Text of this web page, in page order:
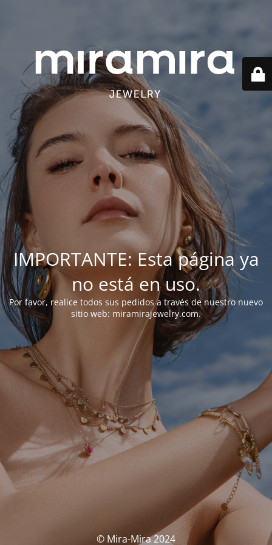
IMPORTANTE: Esta página ya
no está en uso.
Por favor, realice todos sus pedidos a través de nuestro nuevo
sitio web: miramirajewelry.com.
© Mira-Mira 2024